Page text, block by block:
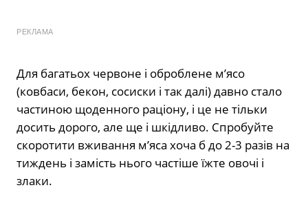
РЕКЛАМА
Для багатьох червоне і оброблене м’ясо
(ковбаси, бекон, сосиски і так далі) давно стало
частиною щоденного раціону, і це не тільки
досить дорого, але ще і шкідливо. Спробуйте
скоротити вживання м’яса хоча б до 2-3 разів на
тиждень і замість нього частіше їжте овочі і
злаки.